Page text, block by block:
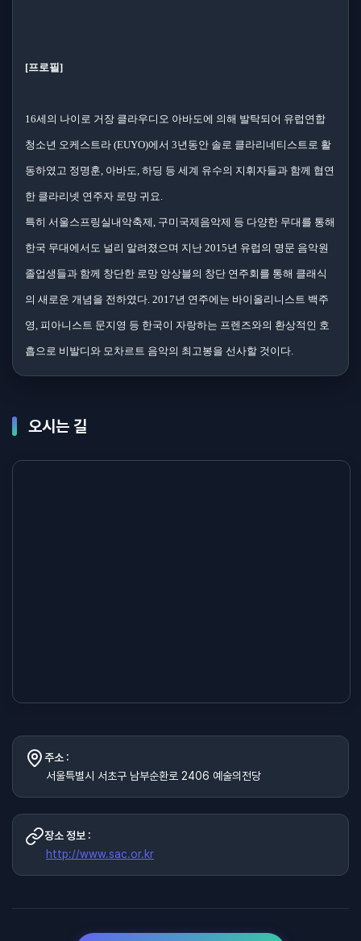
[프로필]
16세의 나이로 거장 클라우디오 아바도에 의해 발탁되어 유럽연합
청소년 오케스트라 (EUYO)에서 3년동안 솔로 클라리네티스트로 활
동하였고 정명훈, 아바도, 하딩 등 세계 유수의 지휘자들과 함께 협연
한 클라리넷 연주자 로망 귀요.
특히 서울스프링실내악축제, 구미국제음악제 등 다양한 무대를 통해
한국 무대에서도 널리 알려졌으며 지난 2015년 유럽의 명문 음악원
졸업생들과 함께 창단한 로망 앙상블의 창단 연주회를 통해 클래식
의 새로운 개념을 전하였다. 2017년 연주에는 바이올리니스트 백주
영, 피아니스트 문지영 등 한국이 자랑하는 프렌즈와의 환상적인 호
흡으로 비발디와 모차르트 음악의 최고봉을 선사할 것이다.
오시는 길
주소 :
서울특별시 서초구 남부순환로 2406 예술의전당
장소 정보 :
http://www.sac.or.kr